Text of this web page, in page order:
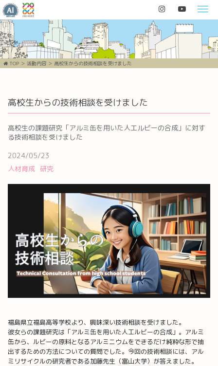
TOP 活動内容 高校生からの技術相談を受けました
高校生からの技術相談を受けました
高校生の課題研究「アルミ缶を用いた人工ルビーの合成」に対す
る技術相談を受けました
2024/05/23
人材育成 研究
福島県立福島高等学校より、興味深い技術相談を受けました。
彼女らの課題研究は「アルミ缶を用いた人工ルビーの合成」。アルミ
缶から、ルビーの原料となるアルミニウムをできるだけ純粋な形で抽
出するための方法についての質問でした。今回の技術相談には、アル
ミリサイクルの研究者である加藤先生（富山大学）が答えました。